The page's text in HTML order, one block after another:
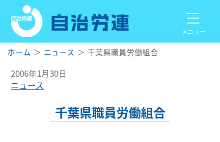
メニュー
ホーム ニュース 千葉県職員労働組合
2006年1月30日
ニュース
千葉県職員労働組合